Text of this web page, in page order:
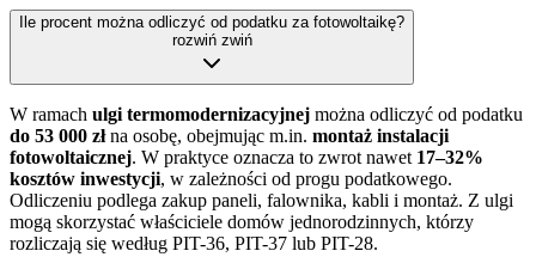
Ile procent można odliczyć od podatku za fotowoltaikę?
rozwiń zwiń
W ramach ulgi termomodernizacyjnej można odliczyć od podatku
do 53 000 złna osobę, obejmując m.in. montaż instalacji
fotowoltaicznej. W praktyce oznacza to zwrot nawet 17–32%
kosztów inwestycji, w zależności od progu podatkowego.
Odliczeniu podlega zakup paneli, falownika, kabli i montaż. Z ulgi
mogą skorzystać właściciele domów jednorodzinnych, którzy
rozliczają się według PIT-36, PIT-37 lub PIT-28.